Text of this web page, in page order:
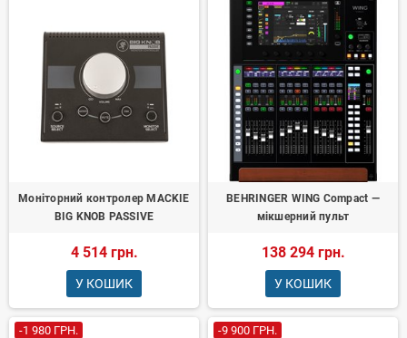
Моніторний контролер MACKIE
BIG KNOB PASSIVE
4 514 грн.
У КОШИК
BEHRINGER WING Compact —
мікшерний пульт
138 294 грн.
У КОШИК
-1 980 ГРН. -9 900 ГРН.